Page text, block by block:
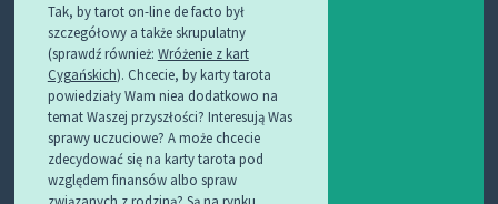
Tak, by tarot on-line de facto był
szczegółowy a także skrupulatny
(sprawdź również: Wróżenie z kart
Cygańskich). Chcecie, by karty tarota
powiedziały Wam niea dodatkowo na
temat Waszej przyszłości? Interesują Was
sprawy uczuciowe? A może chcecie
zdecydować się na karty tarota pod
względem finansów albo spraw
związanych z rodziną? Są na rynku